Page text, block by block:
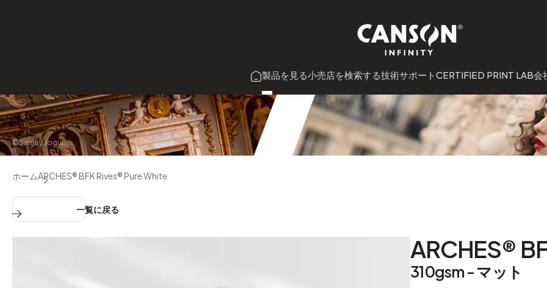
テ
ン
ツ
に
製品を見る小売店を検索する技術サポートCERTIFIED PRINT LAB会
©Sanjay Jogia
ホームARCHES® BFK Rives® Pure White
ARCHES®
310gsm - マット